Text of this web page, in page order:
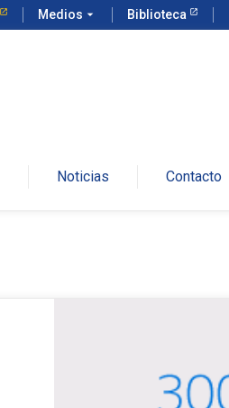
Medios arrow_drop_down Biblioteca
Noticias Contacto